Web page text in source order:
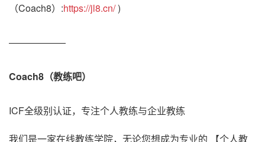
（Coach8）:https://jl8.cn/)
——————
Coach8（教练吧）
ICF全级别认证，专注个人教练与企业教练
我们是一家在线教练学院，无论您想成为专业的 【个人教